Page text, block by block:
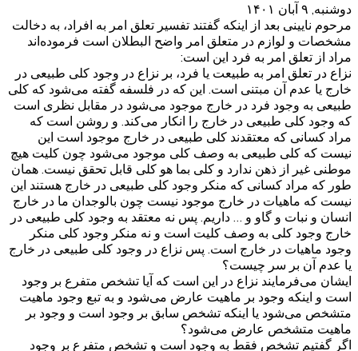
دوشنبه, ۹ آبان ۱۴۰۱
مرحوم نایینی بعد از اینکه گفتند تفسیر تعلق امر به افراد، به دخالت
مشخصات و لوازم در متعلق امر واضح البطلان است فرموده‌اند
مراد از تعلق امر به فرد این است:
نزاع در تعلق امر به طبیعت یا فرد، بر نزاع در وجود کلی طبیعی در
خارج یا عدم آن مبتنی است. این که در فلسفه گفته می‌شود که کلی
طبیعی به وجود فرد در خارج موجود می‌شود در مقابل نظری است
که وجود کلی طبیعی در خارج را انکار می‌کند. و روشن است که
مراد کسانی که معتقدند کلی طبیعی در خارج موجود است این
نیست که کلی طبیعی به وصف کلی موجود می‌شود چون کلیت هیچ
موطنی غیر از ذهن ندارد و کلی بما هو کلی قابل تحقق نیست. همان
طور که مراد کسانی که منکر وجود کلی طبیعی در خارج هستند این
نیست که ماهیات در خارج موجود نیست چون بالوجدان ما در خارج
انسان و نبات و گاو و … داریم. پس نه معتقد به وجود کلی طبیعی در
خارج وجود کلی به وصف کلیت است و نه منکر وجود کلی منکر
وجود ماهیات در خارج است. پس نزاع در وجود کلی طبیعی در خارج
یا عدم آن بر سر چیست؟
ایشان می‌فرمایند نزاع در این است که آیا تشخص متفرع بر وجود
است و اینکه وجود بر ماهیت عارض می‌شود و به تبع وجود ماهیت
متشخص می‌شود یا اینکه تشخص سابق بر وجود است و وجود بر
ماهیت متشخص عارض می‌شود؟
اگر گفتیم تشخص فقط به وجود است و تشخص متفرع بر وجود